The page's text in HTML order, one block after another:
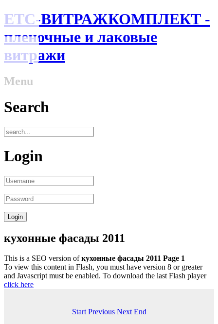
ЕТС-ВИТРАЖКОМПЛЕКТ -
пленочные и лаковые
витражи
Menu
Search
Login
кухонные фасады 2011
This is a SEO version ofкухонные фасады 2011 Page 1
To view this content in Flash, you must have version 8 or greater
and Javascript must be enabled. To download the last Flash player
click here
Start Previous Next End